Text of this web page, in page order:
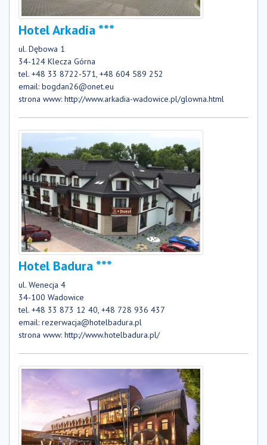
Hotel Arkadia ***
ul. Dębowa 1
34-124 Klecza Górna
tel. +48 33 8722-571, +48 604 589 252
email: bogdan26@onet.eu
strona www: http://www.arkadia-wadowice.pl/glowna.html
Hotel Badura ***
ul. Wenecja 4
34-100 Wadowice
tel. +48 33 873 12 40, +48 728 936 437
email: rezerwacja@hotelbadura.pl
strona www: http://www.hotelbadura.pl/